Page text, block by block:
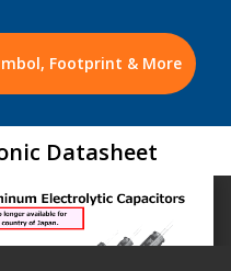
Footprint & More
Datasheet